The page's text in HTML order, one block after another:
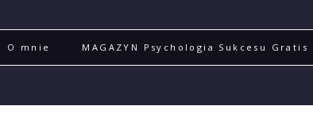
O mnie MAGAZYN Psychologia Sukcesu Gratis